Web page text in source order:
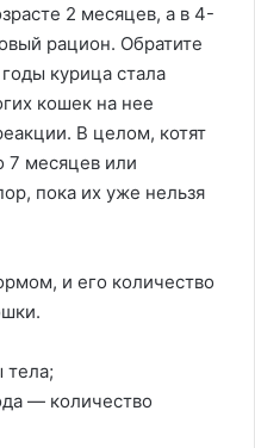
2 месяцев, а в 4-
рацион. Обратите
курица стала
кошек на нее
В целом, котят
7 месяцев или
пока их уже нельзя
и его количество
тела;
— количество